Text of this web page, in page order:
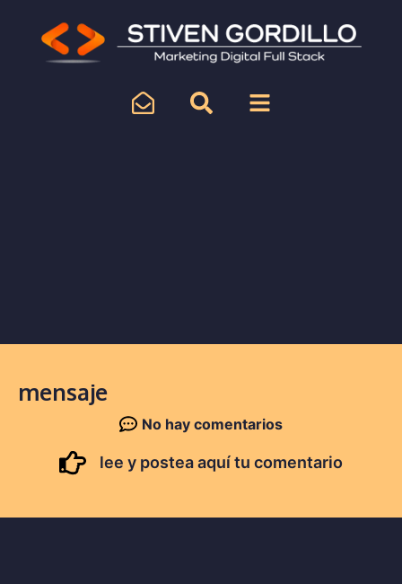
mensaje
No hay comentarios
lee y postea aquí tu comentario